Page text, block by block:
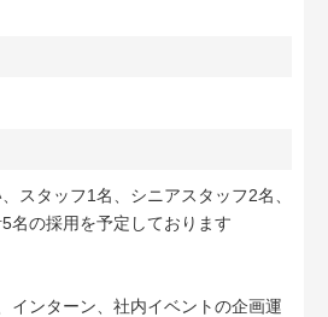
スタッフ1名、シニアスタッフ2名、
名の採用を予定しております
インターン、社内イベントの企画運